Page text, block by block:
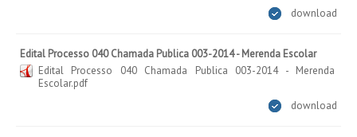
download
Edital Processo 040 Chamada Publica 003-2014 - Merenda Escolar
Edital Processo 040 Chamada Publica 003-2014 - Merenda
Escolar.pdf
download